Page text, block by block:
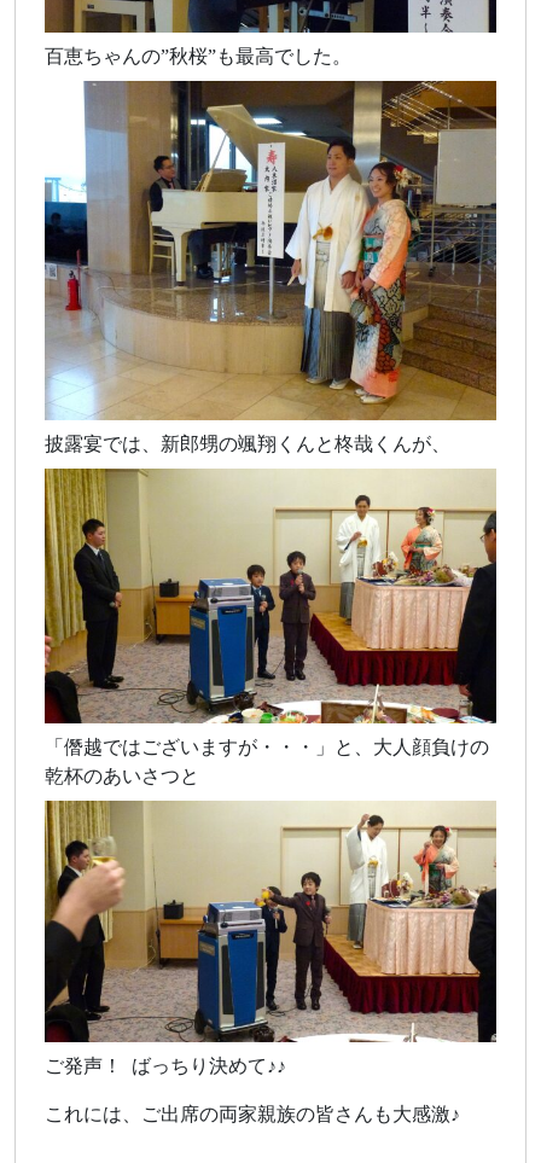
百恵ちゃんの”秋桜”も最高でした。
披露宴では、新郎甥の颯翔くんと柊哉くんが、
「僭越ではございますが・・・」と、大人顔負けの
乾杯のあいさつと
ご発声！ ばっちり決めて♪♪
これには、ご出席の両家親族の皆さんも大感激♪